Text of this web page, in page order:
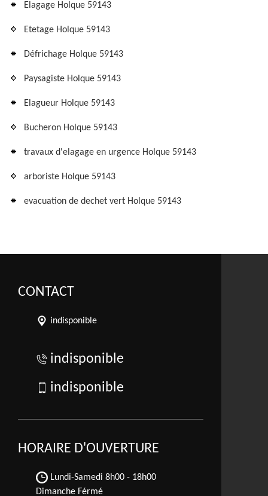
Elagage Holque 59143
Etetage Holque 59143
Défrichage Holque 59143
Paysagiste Holque 59143
Elagueur Holque 59143
Bucheron Holque 59143
travaux d'elagage en urgence Holque 59143
arboriste Holque 59143
evacuation de dechet vert Holque 59143
CONTACT
indisponible
indisponible
indisponible
HORAIRE D'OUVERTURE
Lundi-Samedi 8h00 - 18h00
Dimanche Férmé